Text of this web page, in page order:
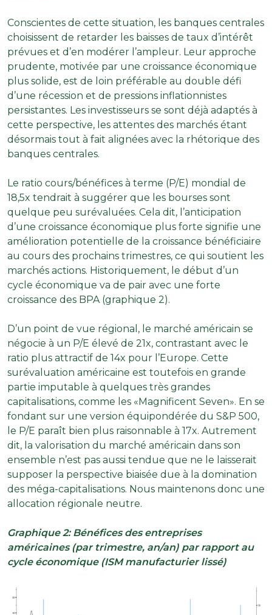
Conscientes de cette situation, les banques centrales
choisissent de retarder les baisses de taux d’intérêt
prévues et d’en modérer l’ampleur. Leur approche
prudente, motivée par une croissance économique
plus solide, est de loin préférable au double défi
d’une récession et de pressions inflationnistes
persistantes. Les investisseurs se sont déjà adaptés à
cette perspective, les attentes des marchés étant
désormais tout à fait alignées avec la rhétorique des
banques centrales.
Le ratio cours/bénéfices à terme (P/E) mondial de
18,5x tendrait à suggérer que les bourses sont
quelque peu surévaluées. Cela dit, l’anticipation
d’une croissance économique plus forte signifie une
amélioration potentielle de la croissance bénéficiaire
au cours des prochains trimestres, ce qui soutient les
marchés actions. Historiquement, le début d’un
cycle économique va de pair avec une forte
croissance des BPA (graphique 2).
D’un point de vue régional, le marché américain se
négocie à un P/E élevé de 21x, contrastant avec le
ratio plus attractif de 14x pour l’Europe. Cette
surévaluation américaine est toutefois en grande
partie imputable à quelques très grandes
capitalisations, comme les «Magnificent Seven». En se
fondant sur une version équipondérée du S&P 500,
le P/E paraît bien plus raisonnable à 17x. Autrement
dit, la valorisation du marché américain dans son
ensemble n’est pas aussi tendue que ne le laisserait
supposer la perspective biaisée due à la domination
des méga-capitalisations. Nous maintenons donc une
allocation régionale neutre.
Graphique 2: Bénéfices des entreprises
américaines (par trimestre, an/an) par rapport au
cycle économique (ISM manufacturier lissé)